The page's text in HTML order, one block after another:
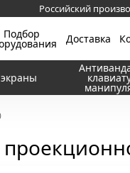
Российский
Подбор Доставка